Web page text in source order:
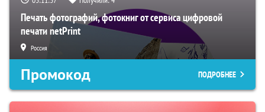
Печать фотографий, фотокниг от сервиса цифровой
печати netPrint
Россия
Промокод ПОДРОБНЕЕ